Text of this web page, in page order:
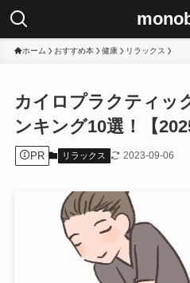
ホーム おすすめ本 健康 リラックス
カイロプラクティッ
ンキング10選！【
PR リラックス 2023-09-06